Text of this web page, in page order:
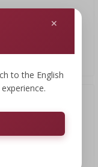
srebrny
to the English